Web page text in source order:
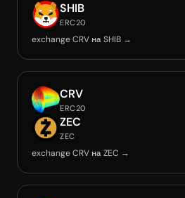
SHIB
ERC20
exchange CRV на SHIB →
CRV
ERC20
ZEC
ZEC
exchange CRV на ZEC →